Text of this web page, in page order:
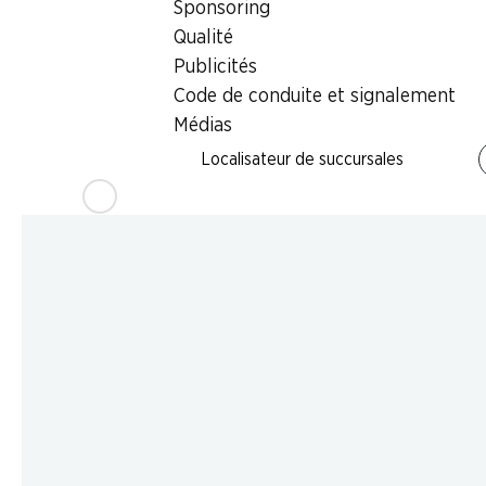
Sponsoring
Qualité
Publicités
Code de conduite et signalement
Médias
Localisateur de succursales